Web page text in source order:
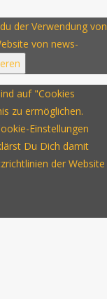
der Verwendung von
von news-
auf "Cookies
zu ermöglichen.
Einstellungen
Du Dich damit
der Website